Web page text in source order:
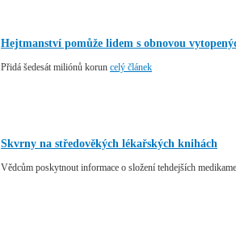
Hejtmanství pomůže lidem s obnovou
Přidá šedesát miliónů korun celý článek
Skvrny na středověkých lékařských knihách
Vědcům poskytnout informace o složení tehdejších